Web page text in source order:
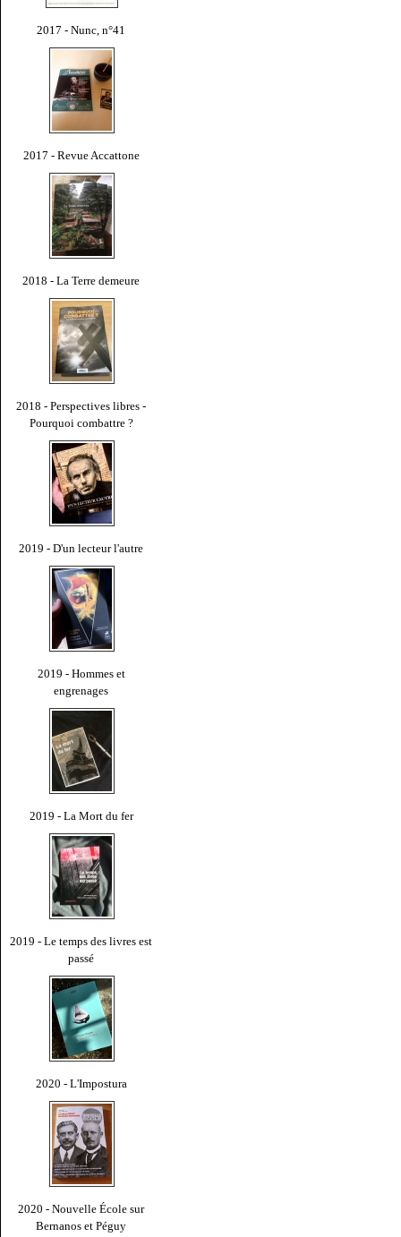
2017 - Nunc, n°41
2017 - Revue Accattone
2018 - La Terre demeure
2018 - Perspectives libres -
Pourquoi combattre ?
2019 - D'un lecteur l'autre
2019 - Hommes et
engrenages
2019 - La Mort du fer
2019 - Le temps des livres est
passé
2020 - L'Impostura
2020 - Nouvelle École sur
Bernanos et Péguy